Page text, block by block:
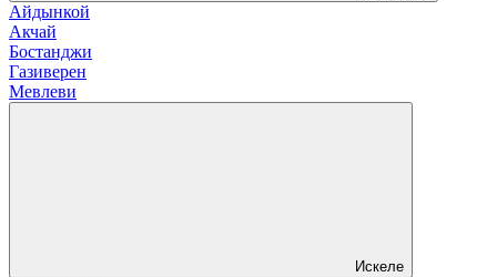
Айдынкой
Акчай
Бостанджи
Газиверен
Мевлеви
Искеле